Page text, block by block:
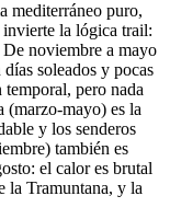
mediterráneo puro,
la lógica trail:
noviembre a mayo
soleados y pocas
pero nada
(marzo-mayo) es la
y los senderos
también es
el calor es brutal
la Tramuntana, y la